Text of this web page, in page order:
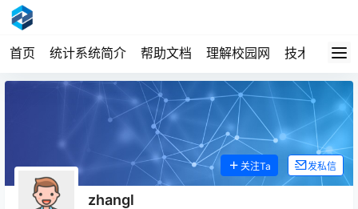
首页 统计系统简介 帮助文档 理解校园网 技术经验
zhangl
关注Ta 发私信